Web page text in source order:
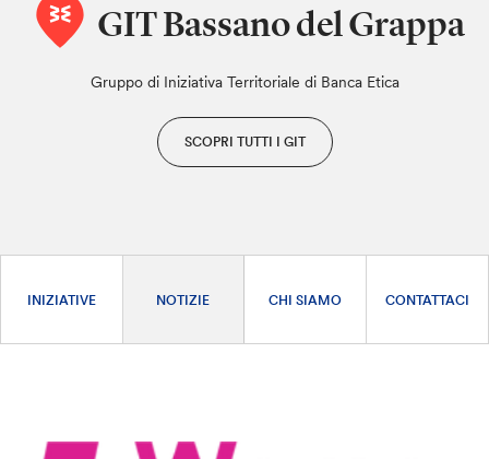
GIT Bassano del Grappa
Gruppo di Iniziativa Territoriale di Banca Etica
SCOPRI TUTTI I GIT
INIZIATIVE NOTIZIE CHI SIAMO CONTATTACI